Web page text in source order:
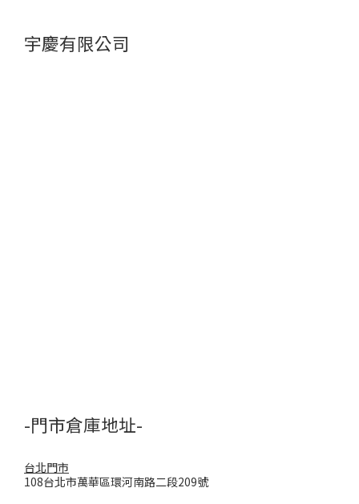
宇慶有限公司
-門市倉庫地址-
台北門市
108台北市萬華區環河南路二段209號